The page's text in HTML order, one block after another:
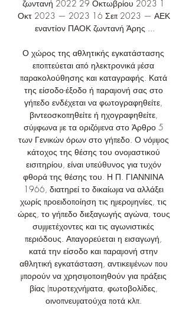
ζωντανή 2022 29 Οκτωβρίου 2023 1
Οκτ 2023 — 2023 16 Σεπ 2023 — ΑΕΚ
εναντίον ΠΑΟΚ ζωντανή Άρης ...
Ο χώρος της αθλητικής εγκατάστασης
εποπτεύεται από ηλεκτρονικά μέσα
παρακολούθησης και καταγραφής. Κατά
της είσοδο-έξοδο ή παραμονή σας στο
γήπεδο ενδέχεται να φωτογραφηθείτε,
βιντεοσκοπηθείτε ή ηχογραφηθείτε,
σύμφωνα με τα οριζόμενα στο Άρθρο 5
των Γενικών όρων στο γήπεδο. Ο νόμιμος
κάτοχος της θέσης του ονομαστικού
εισιτηρίου, είναι υπεύθυνος για τυχόν
φθορά της θέσης του. Η Π. ΓΙΑΝΝΙΝΑ
1966, διατηρεί το δικαίωμα να αλλάξει
χωρίς προειδοποίηση τις ημερομηνίες, τις
ώρες, το γήπεδο διεξαγωγής αγώνα, τους
συμμετέχοντες και τις αγωνιστικές
περιόδους. Απαγορεύεται η εισαγωγή,
κατά την είσοδο και παραμονή στην
αθλητική εγκατάσταση, αντικειμένων που
μπορούν να χρησιμοποιηθούν για πράξεις
βίας (πυροτεχνήματα, φωτοβολίδες,
οινοπνευματούχα ποτά κλπ.